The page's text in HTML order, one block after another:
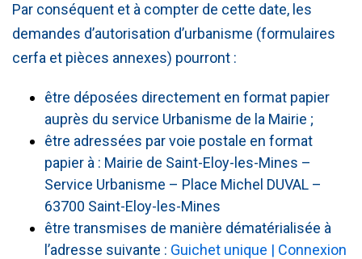
Par conséquent et à compter de cette date, les
demandes d’autorisation d’urbanisme (formulaires
cerfa et pièces annexes) pourront :
être déposées directement en format papier
auprès du service Urbanisme de la Mairie ;
être adressées par voie postale en format
papier à : Mairie de Saint-Eloy-les-Mines –
Service Urbanisme – Place Michel DUVAL –
63700 Saint-Eloy-les-Mines
être transmises de manière dématérialisée à
l’adresse suivante : Guichet unique | Connexion